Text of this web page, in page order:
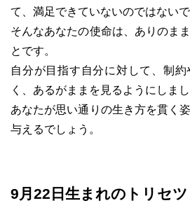
て、満足できていないのではないで
そんなあなたの使命は、ありのま
とです。
自分が目指す自分に対して、制
く、あるがままを見るようにしまし
あなたが思い通りの生き方を貫く
与えるでしょう。
9月22日生まれのトリセツ